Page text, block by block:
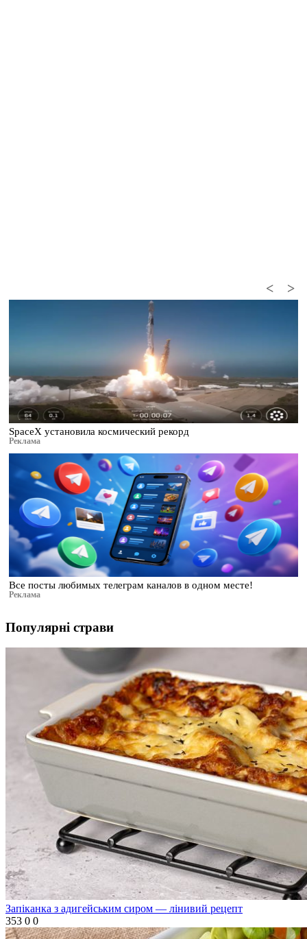
>
<
SpaceX установила космический рекорд
Реклама
Все посты любимых телеграм каналов в одном месте!
Реклама
Популярні страви
Запіканка з адигейським сиром — лінивий рецепт
353 0 0